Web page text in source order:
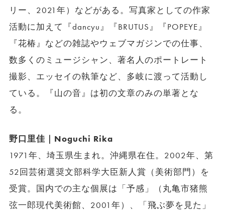
リー、2021年）などがある。写真家としての作家
活動に加えて『dancyu』『BRUTUS』『POPEYE』
『花椿』などの雑誌やウェブマガジンでの仕事、
数多くのミュージシャン、著名人のポートレート
撮影、エッセイの執筆など、多岐に渡って活動し
ている。『山の音』は初の文章のみの単著とな
る。
野口里佳｜Noguchi Rika
1971年、埼玉県生まれ。沖縄県在住。2002年、第
52回芸術選奨文部科学大臣新人賞（美術部門）を
受賞。国内での主な個展は「予感」（丸亀市猪熊
弦一郎現代美術館、2001年）、「飛ぶ夢を見た」